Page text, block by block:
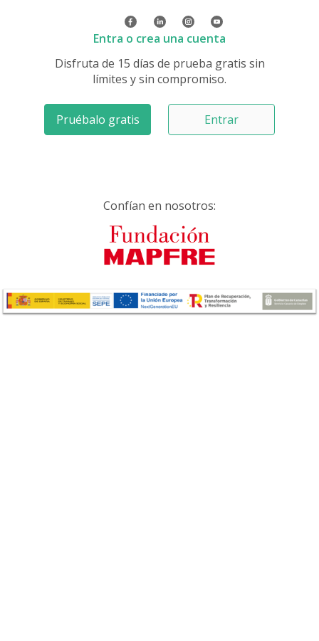
Entra o crea una cuenta
Disfruta de 15 días de prueba gratis sin
límites y sin compromiso.
Pruébalo gratis Entrar
Confían en nosotros: